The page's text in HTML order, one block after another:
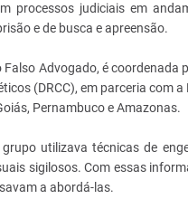
processos judiciais em
e de busca e apreensão.
Advogado, é coordenada
(DRCC), em parceria com
Pernambuco e Amazonas.
utilizava técnicas de
sigilosos. Com essas
a abordá-las.